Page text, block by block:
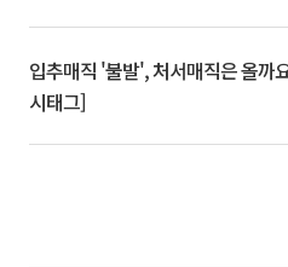
입추매직 '불발', 처서매직은 올까
시태그]